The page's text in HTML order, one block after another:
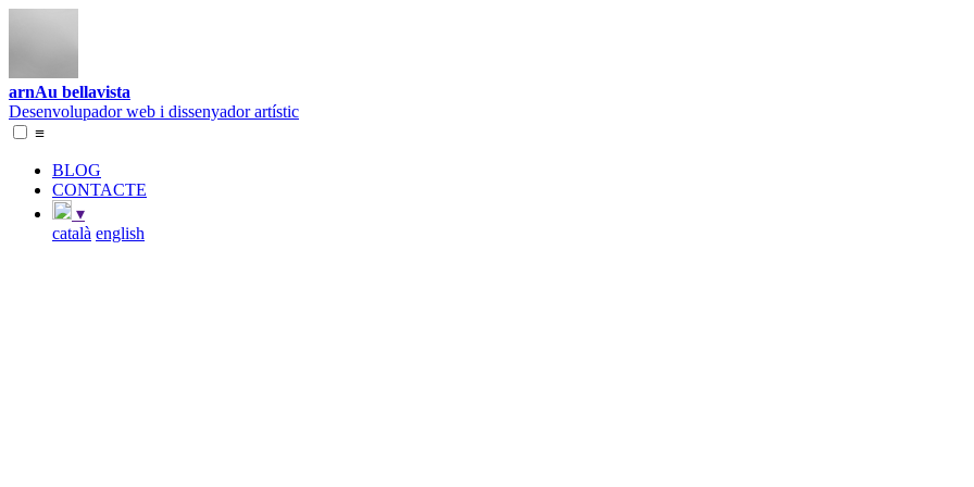
arnAu bellavista
Desenvolupador web i dissenyador artístic
≡
BLOG
CONTACTE
▾
català english